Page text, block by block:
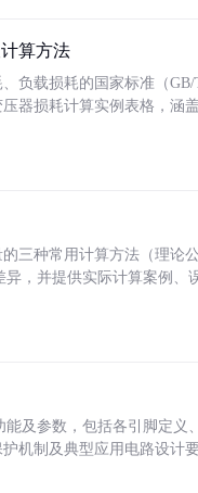
算方法
负载损耗的国家标准（
器损耗计算实例表格，涵
三种常用计算方法（理论
异，并提供实际计算案例
能及参数，包括各引脚定
机制及典型应用电路设计